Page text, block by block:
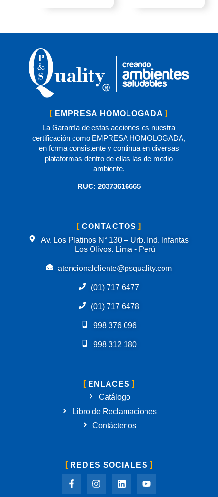
EMPRESA HOMOLOGADA
La Garantía de estas acciones es nuestra
certificación como EMPRESA HOMOLOGADA,
en forma consistente y continua en diversas
plataformas dentro de ellas las de medio
ambiente.
RUC: 20373616665
CONTACTOS
Av. Los Platinos N° 130 – Urb. Ind. Infantas
Los Olivos. Lima - Perú
atencionalcliente@psquality.com
(01) 717 6477
(01) 717 6478
998 376 096
998 312 180
ENLACES
Catálogo
Libro de Reclamaciones
Contáctenos
REDES SOCIALES